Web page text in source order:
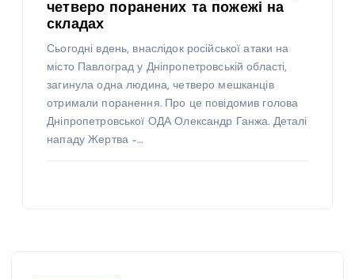
четверо поранених та пожежі на
складах
Сьогодні вдень, внаслідок російської атаки на
місто Павлоград у Дніпропетровській області,
загинула одна людина, четверо мешканців
отримали поранення. Про це повідомив голова
Дніпропетровської ОДА Олександр Ганжа. Деталі
нападу Жертва –…